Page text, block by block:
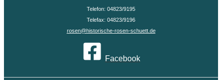
Telefon: 04823/9195
Telefax: 04823/9196
rosen@historische-rosen-schuett.de
Facebook